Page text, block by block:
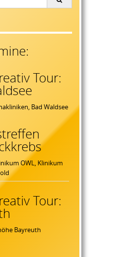
Tour:
Bad Waldsee
OWL, Klinikum
Tour:
Bayreuth